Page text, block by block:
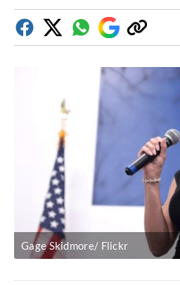
FacebookTwitterWhatsapp
Google
Discover
Copiar
enlace
Gage Skidmore/ Flickr